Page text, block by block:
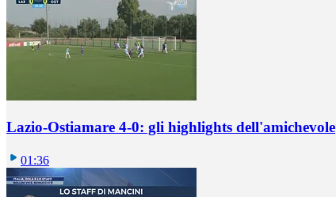
Lazio-Ostiamare 4-0: gli highlights dell'amichevole
01:36